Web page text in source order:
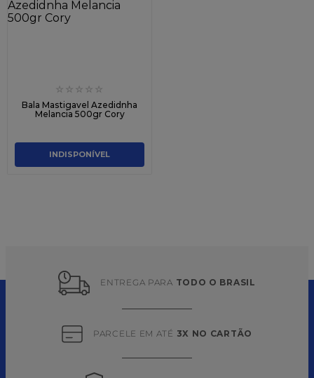
☆ ☆ ☆ ☆ ☆
Bala Mastigavel Azedidnha
Melancia 500gr Cory
INDISPONÍVEL
ENTREGA PARA TODO O BRASIL
PARCELE EM ATÉ 3X NO CARTÃO